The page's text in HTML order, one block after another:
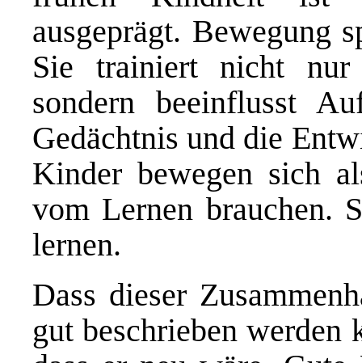
ausgeprägt. Bewegung
Sie trainiert nicht nur
sondern beeinflusst
Gedächtnis und die
Kinder bewegen sich
vom Lernen brauchen.
lernen.
Dass dieser
gut beschrieben werden